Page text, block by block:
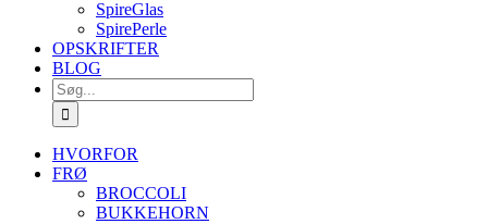
SpireGlas
SpirePerle
OPSKRIFTER
BLOG
Søg
efter:
HVORFOR
FRØ
BROCCOLI
BUKKEHORN